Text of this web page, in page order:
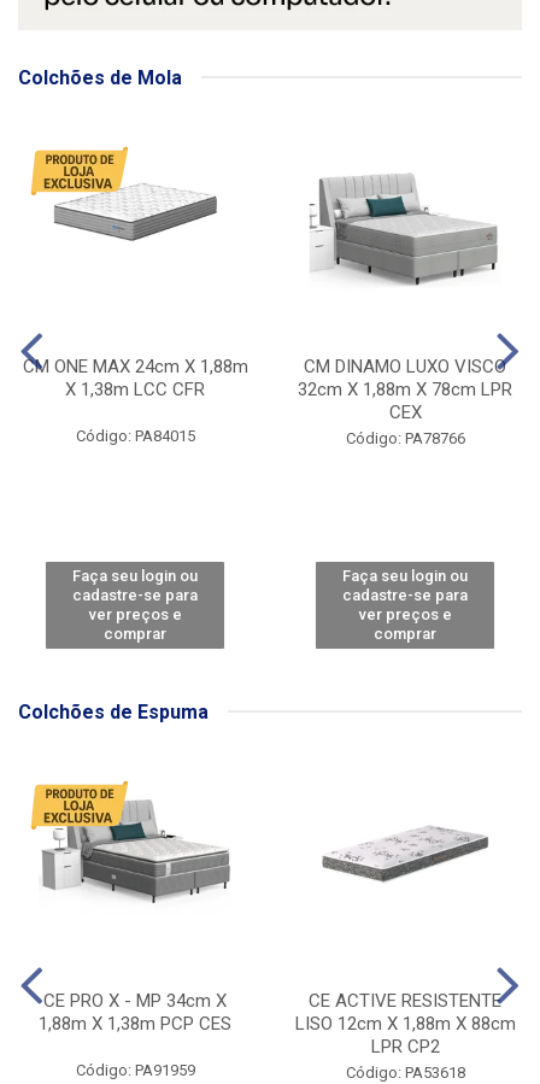
Colchões de Mola
CM ONE MAX 24cm X 1,88m
X 1,38m LCC CFR
Código: PA84015
Faça seu login ou
cadastre-se para
ver preços e
comprar
CM DINAMO LUXO VISCO
32cm X 1,88m X 78cm LPR
CEX
Código: PA78766
Faça seu login ou
cadastre-se para
ver preços e
comprar
Colchões de Espuma
CE PRO X - MP 34cm X
1,88m X 1,38m PCP CES
Código: PA91959
CE ACTIVE RESISTENTE
LISO 12cm X 1,88m X 88cm
LPR CP2
Código: PA53618